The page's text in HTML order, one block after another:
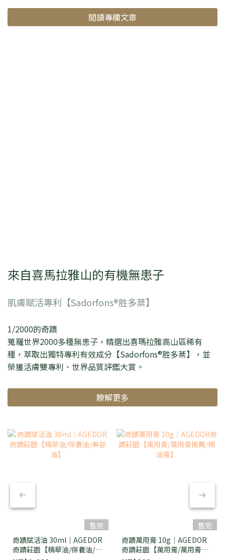
閱讀專欄文章
來自喜馬拉雅山的有機無患子
肌膚賦活專利【Sadorfons®胜多棻】
1/2000的奇蹟
蒐羅世界2000多種無患子，精選出喜瑪拉雅高山區稀有
種，萃取出獨特專利有效成分【Sadorfons®胜多棻】，並
榮獲活膚雙專利、世界品質評鑑大賞。
瞭解更多
售完
奇蹟賦活油 30ml｜AGEDOR
奇蹟莊園【精華油/保養油/美
售完
奇蹟萬用膏 10g｜AGEDOR
奇蹟莊園【萬用膏/萬用膏推